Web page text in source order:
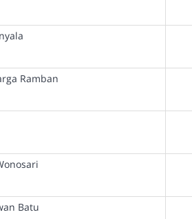
Ramban
Batu